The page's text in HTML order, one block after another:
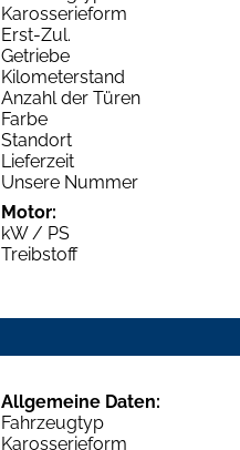
Karosserieform
Erst-Zul.
Getriebe
Kilometerstand
Anzahl der Türen
Farbe
Standort
Lieferzeit
Unsere Nummer
Motor:
kW / PS
Treibstoff
Allgemeine Daten:
Fahrzeugtyp
Karosserieform